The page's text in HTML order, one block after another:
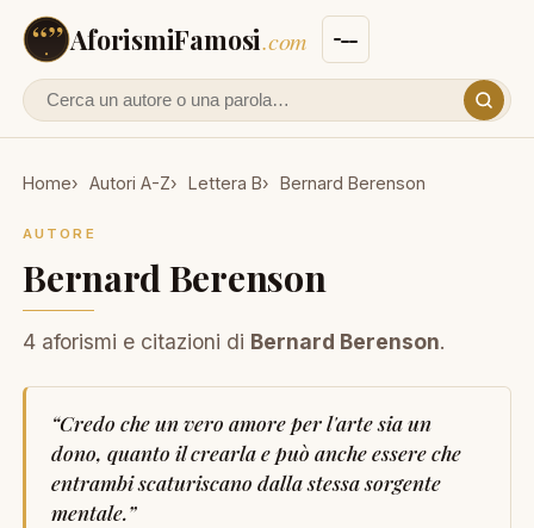
AforismiFamosi.com
Cerca un autore o un aforisma
Home Autori A-Z Lettera B Bernard Berenson
AUTORE
Bernard Berenson
4 aforismi e citazioni di Bernard Berenson.
“Credo che un vero amore per l'arte sia un
dono, quanto il crearla e può anche essere che
entrambi scaturiscano dalla stessa sorgente
mentale.”